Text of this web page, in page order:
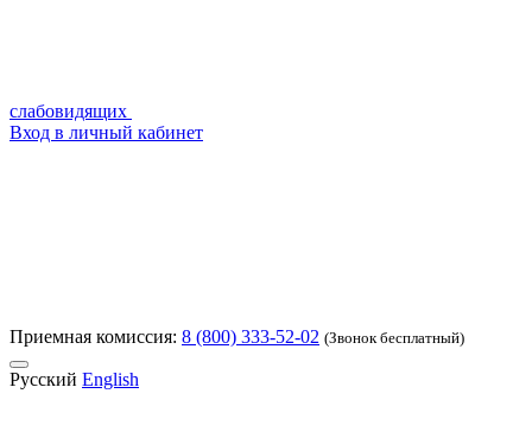
слабовидящих
Вход в личный кабинет
Приемная комиссия: 8 (800) 333-52-02 (Звонок бесплатный)
Русский English